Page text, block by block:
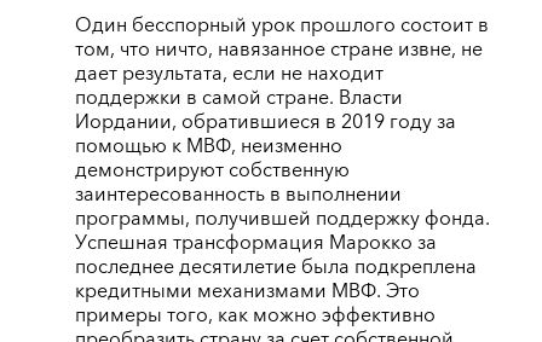
Один бесспорный урок прошлого состоит в
том, что ничто, навязанное стране извне, не
дает результата, если не находит
поддержки в самой стране. Власти
Иордании, обратившиеся в 2019 году за
помощью к МВФ, неизменно
демонстрируют собственную
заинтересованность в выполнении
программы, получившей поддержку фонда.
Успешная трансформация Марокко за
последнее десятилетие была подкреплена
кредитными механизмами МВФ. Это
примеры того, как можно эффективно